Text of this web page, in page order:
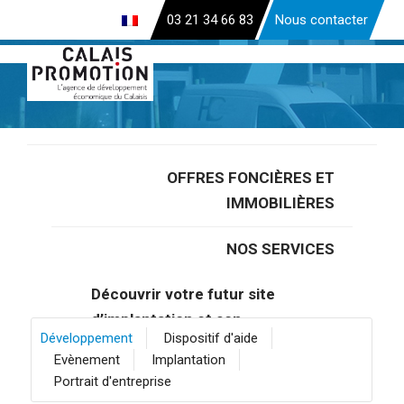
principal
03 21 34 66 83 Nous contacter
OFFRES FONCIÈRES ET
IMMOBILIÈRES
NOS SERVICES
Découvrir votre futur site
d’implantation et son
écosystème
Gagner du temps avec notre
Filtrez par catégorie
Développement
Dispositif d'aide
Evènement
Implantation
Portrait d'entreprise